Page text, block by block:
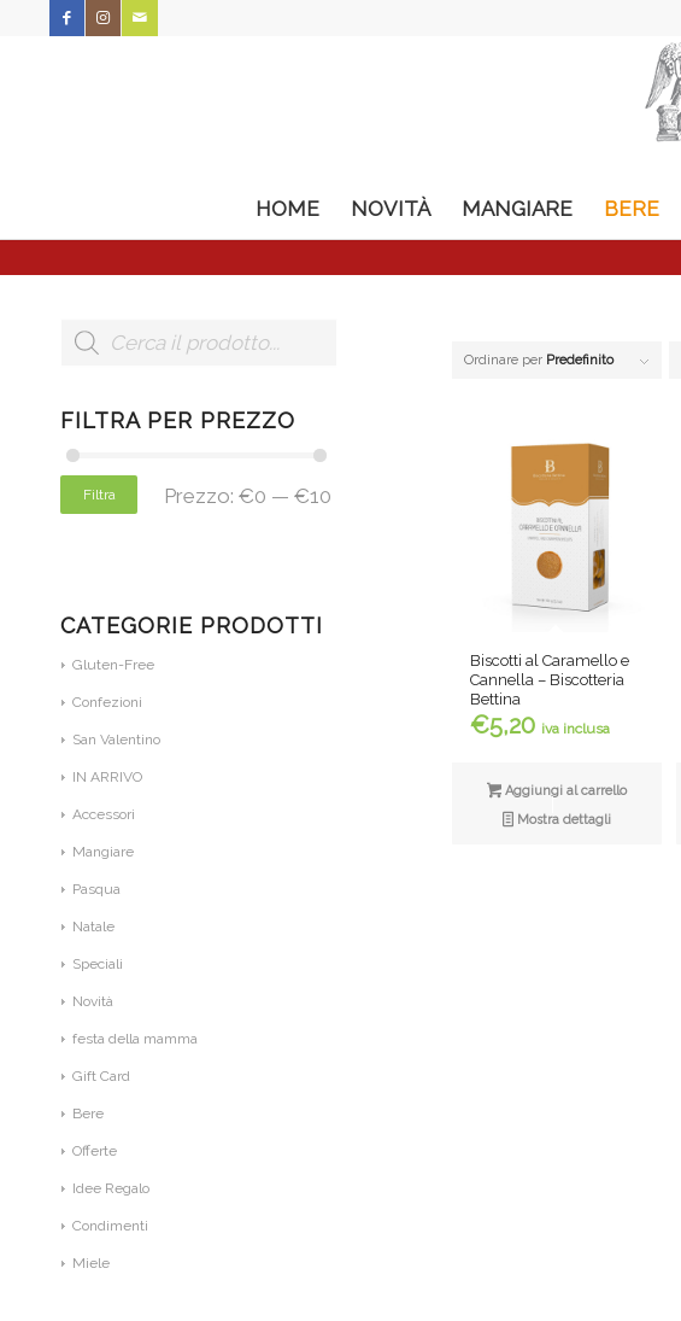
HOME NOVITÀ MANGIARE BERE
Ordinare per Predefinito
Biscotti al Caramello e
Cannella – Biscotteria
Bettina
€5,20 iva inclusa
Aggiungi al carrello
Mostra dettagli
FILTRA PER PREZZO
Filtra Prezzo: €0 — €10
CATEGORIE PRODOTTI
Gluten-Free
Confezioni
San Valentino
IN ARRIVO
Accessori
Mangiare
Pasqua
Natale
Speciali
Novità
festa della mamma
Gift Card
Bere
Offerte
Idee Regalo
Condimenti
Miele